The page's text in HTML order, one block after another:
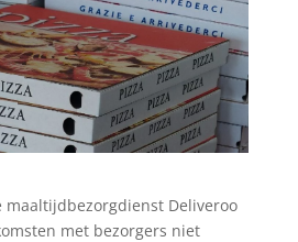
maaltijdbezorgdienst Deliveroo
met bezorgers niet